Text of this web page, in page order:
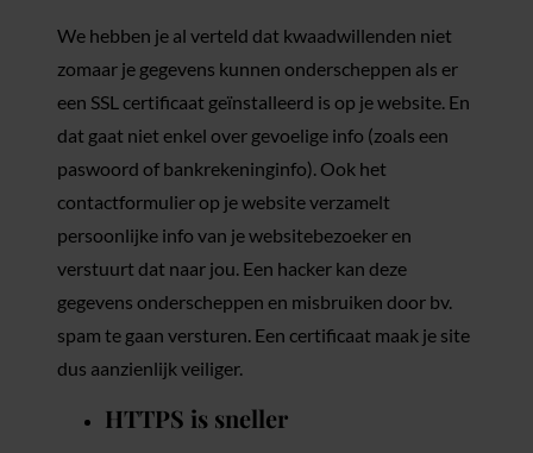
We hebben je al verteld dat kwaadwillenden niet
zomaar je gegevens kunnen onderscheppen als er
een SSL certificaat geïnstalleerd is op je website. En
dat gaat niet enkel over gevoelige info (zoals een
paswoord of bankrekeninginfo). Ook het
contactformulier op je website verzamelt
persoonlijke info van je websitebezoeker en
verstuurt dat naar jou. Een hacker kan deze
gegevens onderscheppen en misbruiken door bv.
spam te gaan versturen. Een certificaat maak je site
dus aanzienlijk veiliger.
HTTPS is sneller